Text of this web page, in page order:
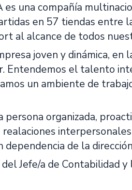
es una compañía
en 57 tiendas entre
al alcance de todos
joven y dinámica,
Entendemos el talento
un ambiente de
persona organizada,
realaciones
dependencia de la
Jefe/a de Contabilidad